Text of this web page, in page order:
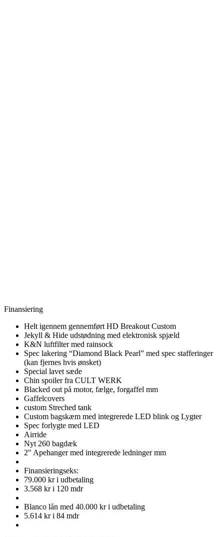
Finansiering
Helt igennem gennemført HD Breakout Custom
Jekyll & Hide udstødning med elektronisk spjæld
K&N luftfilter med rainsock
Spec lakering “Diamond Black Pearl” med spec stafferinger
(kan fjernes hvis ønsket)
Special lavet sæde
Chin spoiler fra CULT WERK
Blacked out på motor, fælge, forgaffel mm
Gaffelcovers
custom Streched tank
Custom bagskæm med integrerede LED blink og Lygter
Spec forlygte med LED
Airride
Nyt 260 bagdæk
2″ Apehanger med integrerede ledninger mm
Finansieringseks:
79.000 kr i udbetaling
3.568 kr i 120 mdr
Blanco lån med 40.000 kr i udbetaling
5.614 kr i 84 mdr